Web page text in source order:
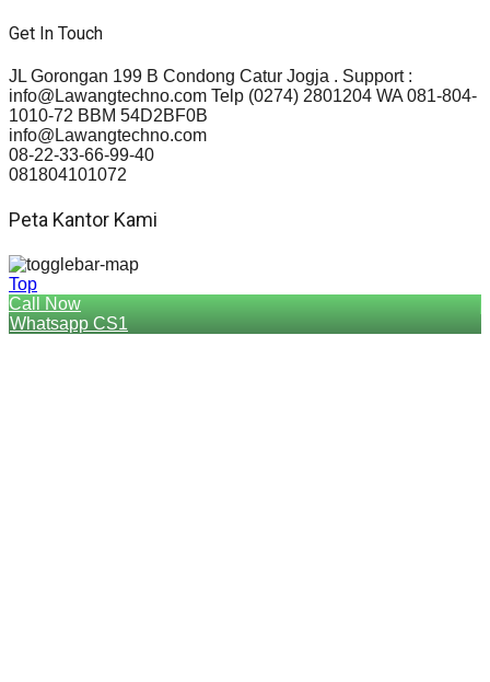
Get In Touch
JL Gorongan 199 B Condong Catur Jogja . Support :
info@Lawangtechno.com Telp (0274) 2801204 WA 081-804-
1010-72 BBM 54D2BF0B
info@Lawangtechno.com
08-22-33-66-99-40
081804101072
Peta Kantor Kami
Top
Call Now
Whatsapp CS1